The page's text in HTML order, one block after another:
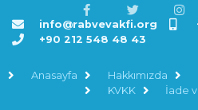
info@rabvevakfi.org
+90 212 548 48 43
Anasayfa Hakkımızda
KVKK
İade